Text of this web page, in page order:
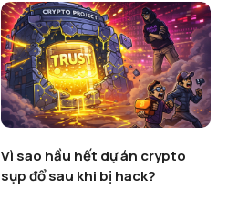
Vì sao hầu hết dự án crypto
sụp đổ sau khi bị hack?